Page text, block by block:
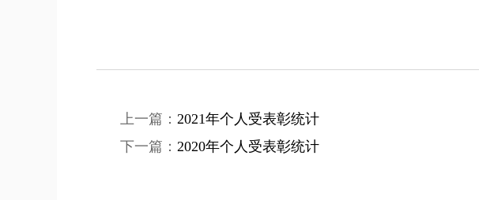
上一篇： 2021年个人受表彰统计
下一篇： 2020年个人受表彰统计